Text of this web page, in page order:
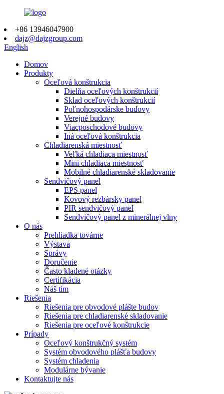
+86 13946047900
dajz@dajzgroup.com
English
Domov
Produkty
Oceľová konštrukcia
Dielňa oceľových konštrukcií
Sklad oceľových konštrukcií
Poľnohospodárske budovy
Verejné budovy
Viacposchodové budovy
Iná oceľová konštrukcia
Chladiarenská miestnosť
Veľká chladiaca miestnosť
Mini chladiaca miestnosť
Mobilné chladiarenské skladovanie
Sendvičový panel
EPS panel
Kovový rezbársky panel
PIR sendvičový panel
Sendvičový panel z minerálnej vlny
O nás
Prehliadka továrne
Výstava
Správy
Doručenie
Často kladené otázky
Certifikácia
Náš tím
Riešenia
Riešenia pre obvodové plášte budov
Riešenia pre chladiarenské skladovanie
Riešenia pre oceľové konštrukcie
Prípady
Oceľový konštrukčný systém
Systém obvodového plášťa budovy
Systém chladenia
Modulárne bývanie
Kontaktujte nás